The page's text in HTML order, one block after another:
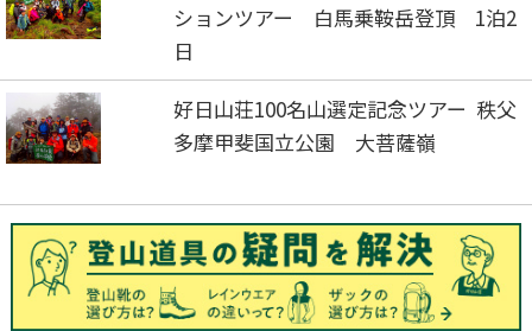
ションツアー 白馬乗鞍岳登頂 1泊2
日
好日山荘100名山選定記念ツアー 秩父
多摩甲斐国立公園 大菩薩嶺